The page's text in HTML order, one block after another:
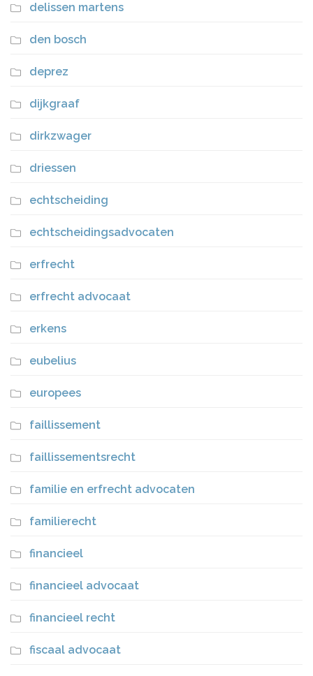
delissen martens
den bosch
deprez
dijkgraaf
dirkzwager
driessen
echtscheiding
echtscheidingsadvocaten
erfrecht
erfrecht advocaat
erkens
eubelius
europees
faillissement
faillissementsrecht
familie en erfrecht advocaten
familierecht
financieel
financieel advocaat
financieel recht
fiscaal advocaat